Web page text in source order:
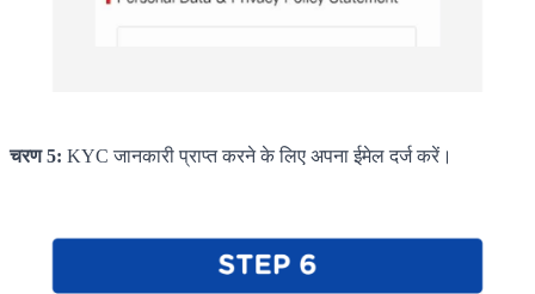
चरण 5: KYC जानकारी प्राप्त करने के लिए अपना ईमेल दर्ज करें।